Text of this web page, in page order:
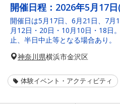
開催日程： 2026年5月17
開催日は5月17日、6月21日、7月
月12日・20日・10月10日・18日
止、半日中止等となる場合あり。
神奈川県横浜市金沢区
体験イベント・アクティビティ